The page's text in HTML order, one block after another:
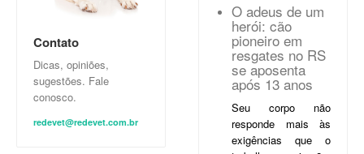
Contato
Dicas, opiniões,
sugestões. Fale
conosco.
redevet@redevet.com.br
O adeus de um
herói: cão
pioneiro em
resgates no RS
se aposenta
após 13 anos
Seu corpo não
responde mais às
exigências que o